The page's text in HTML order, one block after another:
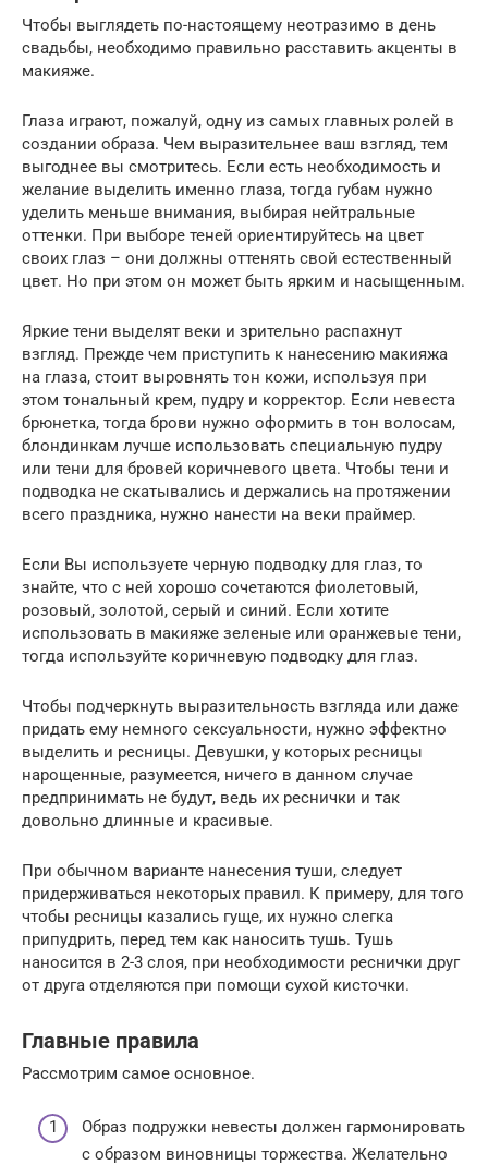
Чтобы выглядеть по-настоящему неотразимо в день
свадьбы, необходимо правильно расставить акценты в
макияже.
Глаза играют, пожалуй, одну из самых главных ролей в
создании образа. Чем выразительнее ваш взгляд, тем
выгоднее вы смотритесь. Если есть необходимость и
желание выделить именно глаза, тогда губам нужно
уделить меньше внимания, выбирая нейтральные
оттенки. При выборе теней ориентируйтесь на цвет
своих глаз – они должны оттенять свой естественный
цвет. Но при этом он может быть ярким и насыщенным.
Яркие тени выделят веки и зрительно распахнут
взгляд. Прежде чем приступить к нанесению макияжа
на глаза, стоит выровнять тон кожи, используя при
этом тональный крем, пудру и корректор. Если невеста
брюнетка, тогда брови нужно оформить в тон волосам,
блондинкам лучше использовать специальную пудру
или тени для бровей коричневого цвета. Чтобы тени и
подводка не скатывались и держались на протяжении
всего праздника, нужно нанести на веки праймер.
Если Вы используете черную подводку для глаз, то
знайте, что с ней хорошо сочетаются фиолетовый,
розовый, золотой, серый и синий. Если хотите
использовать в макияже зеленые или оранжевые тени,
тогда используйте коричневую подводку для глаз.
Чтобы подчеркнуть выразительность взгляда или даже
придать ему немного сексуальности, нужно эффектно
выделить и ресницы. Девушки, у которых ресницы
нарощенные, разумеется, ничего в данном случае
предпринимать не будут, ведь их реснички и так
довольно длинные и красивые.
При обычном варианте нанесения туши, следует
придерживаться некоторых правил. К примеру, для того
чтобы ресницы казались гуще, их нужно слегка
припудрить, перед тем как наносить тушь. Тушь
наносится в 2-3 слоя, при необходимости реснички друг
от друга отделяются при помощи сухой кисточки.
Главные правила
Рассмотрим самое основное.
Образ подружки невесты должен гармонировать
с образом виновницы торжества. Желательно